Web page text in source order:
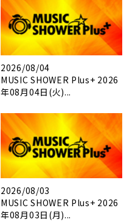
2026/08/04
MUSIC SHOWER Plus+ 2026
年08月04日(火)...
2026/08/03
MUSIC SHOWER Plus+ 2026
年08月03日(月)...